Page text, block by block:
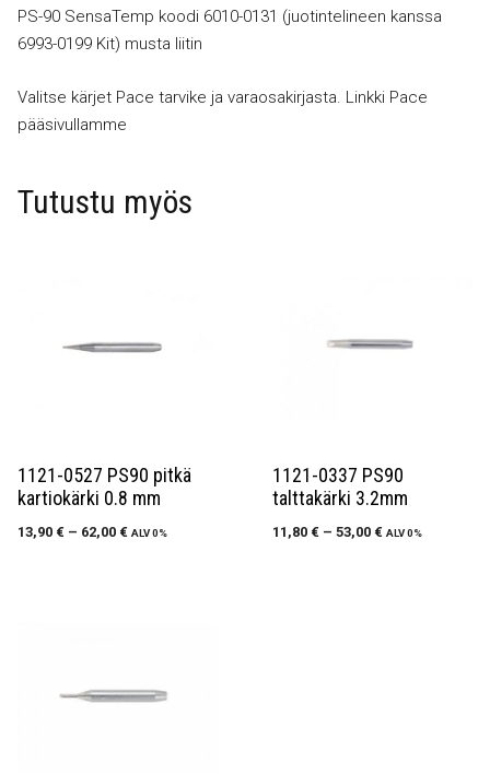
PS-90 SensaTemp koodi 6010-0131 (juotintelineen kanssa
6993-0199 Kit) musta liitin
Valitse kärjet Pace tarvike ja varaosakirjasta. Linkki Pace
pääsivullamme
Tutustu myös
1121-0527 PS90 pitkä
kartiokärki 0.8 mm
13,90 € – 62,00 € ALV 0%
1121-0337 PS90
talttakärki 3.2mm
11,80 € – 53,00 € ALV 0%